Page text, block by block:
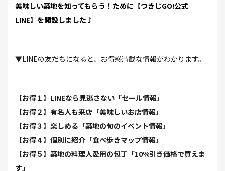
美味しい築地を知ってもらう！ために【つきじGO!公式
LINE】を開設しました♪
▼LINEの友だちになると、お得感満載な情報がわかります。
【お得１】LINEなら見逃さない「セール情報」
【お得２】有名人も来店「美味しいお店情報」
【お得３】楽しめる「築地の旬のイベント情報」
【お得４】個別に紹介「食べ歩きマップ情報」
【お得５】築地の料理人愛用の包丁「10%引き価格で買えま
す」